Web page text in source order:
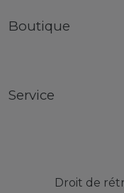
Boutique
Service
Droit de